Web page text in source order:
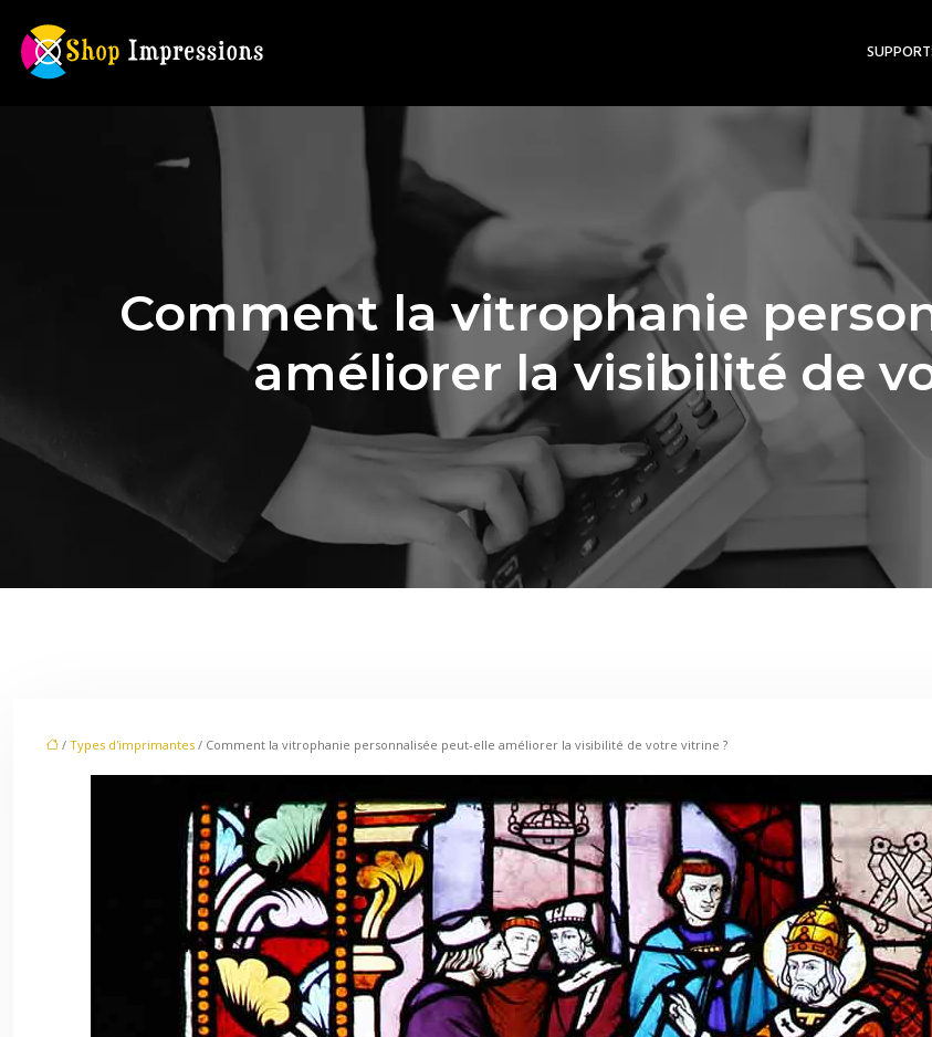
Comment la vitrophanie
améliorer la visibilité de
/ Types d'imprimantes / Comment la vitrophanie personnalisée peut-elle améliorer la visibilité de votre vitrine ?